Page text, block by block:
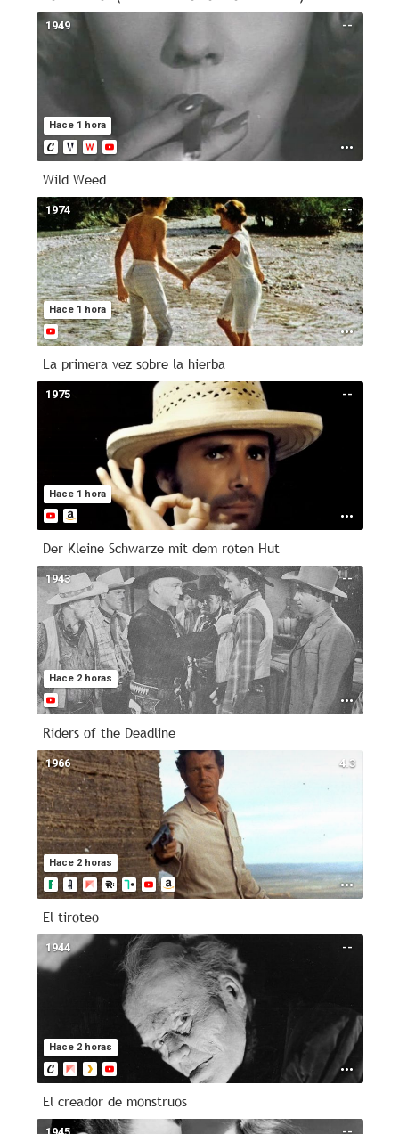
--
Hace 1 hora
1949
Wild Weed
--
Hace 1 hora
1974
La primera vez sobre la hierba
--
Hace 1 hora
1975
Der Kleine Schwarze mit dem roten Hut
--
Hace 2 horas
1943
Riders of the Deadline
4.3
Hace 2 horas
1966
El tiroteo
--
Hace 2 horas
1944
El creador de monstruos